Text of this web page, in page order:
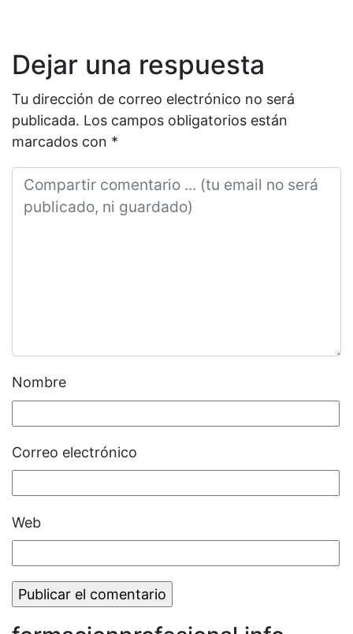
Dejar una respuesta
Tu dirección de correo electrónico no será
publicada. Los campos obligatorios están
marcados con *
Nombre
Correo electrónico
Web